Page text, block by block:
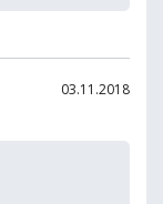
03.11.2018